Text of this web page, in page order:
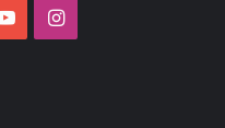
YouTubeInstagram